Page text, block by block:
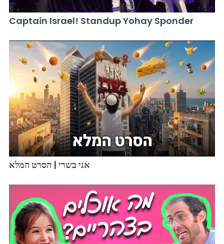
Captain Israel! Standup Yohay Sponder
אני בשרי | הסרט המלא